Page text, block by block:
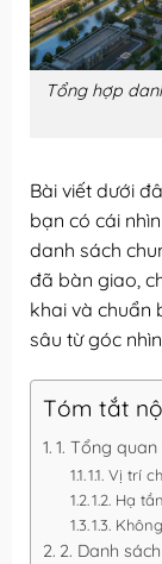
Tổng hợp
Bài viết dưới
bạn có cái
danh sách
đã bàn giao,
khai và chuẩn
sâu từ góc
Tóm tắt
1. Tổng
1.1. Vị trí
1.2. Hạ
1.3.
2. Danh